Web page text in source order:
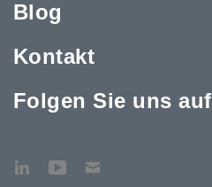
Blog
Kontakt
Folgen Sie uns auf